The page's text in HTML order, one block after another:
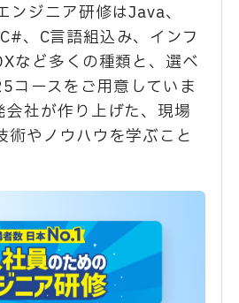
ジニア研修はJava、
、C言語組込み、インフ
など多くの種類と、選べ
コースをご用意していま
会社が作り上げた、現場
術やノウハウを学ぶこと